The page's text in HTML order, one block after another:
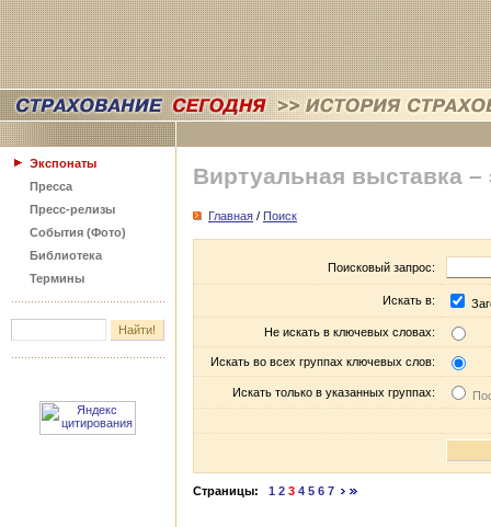
Экспонаты
Пресса
Пресс-релизы
События (Фото)
Библиотека
Термины
Виртуальная выставка –
Главная / Поиск
Поисковый запрос:
Искать в:
Не искать в ключевых словах:
Искать во всех группах ключевых слов:
Искать только в указанных группах:
Страницы: 1 2 3 4 5 6 7